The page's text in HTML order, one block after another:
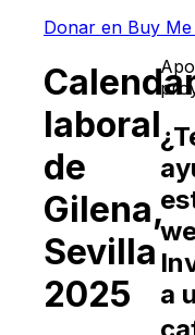
Donar en Buy
laboral
de
Gilena,
Sevilla
2025
a